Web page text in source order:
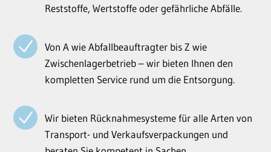
Reststoffe, Wertstoffe oder gefährliche Abfälle.
Von A wie Abfallbeauftragter bis Z wie
Zwischenlagerbetrieb – wir bieten Ihnen den
kompletten Service rund um die Entsorgung.
Wir bieten Rücknahmesysteme für alle Arten von
Transport- und Verkaufsverpackungen und